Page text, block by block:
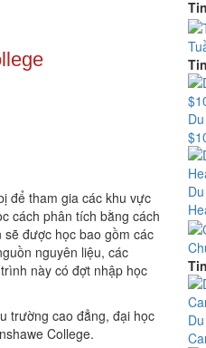
để tham gia các khu vực
cách phân tích bằng cách
được học bao gồm các
nguyên liệu, các
này có đợt nhập học
trường cao đẳng, đại học
College.